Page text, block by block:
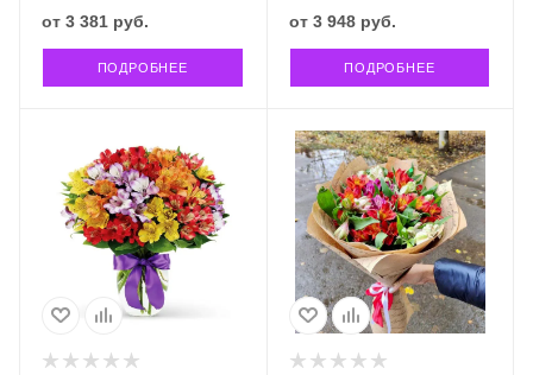
от 3 381 руб.
ПОДРОБНЕЕ
от 3 948 руб.
ПОДРОБНЕЕ